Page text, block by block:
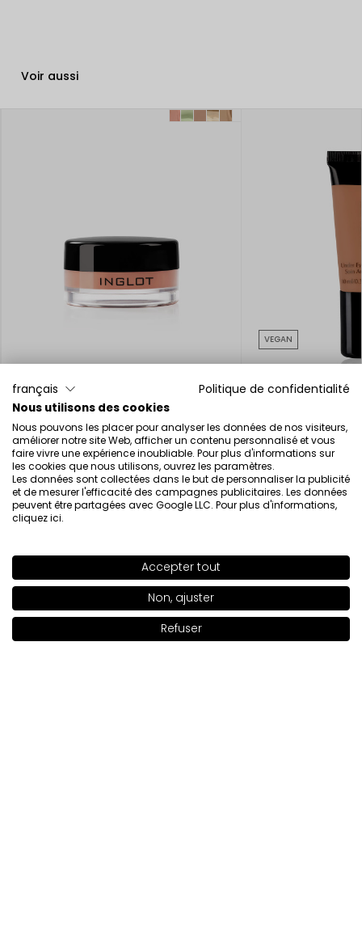
SHADE 71 >
Ajouter au panier | 22.00€
Voir aussi
Correcteur en crème AMC
18.00€
VEGAN
Correcteur contour
19.00€
La beauté inspirée par la science
français
Politique de confidentialité
Nous utilisons des cookies
Nous pouvons les placer pour analyser les données de nos visiteurs,
améliorer notre site Web, afficher un contenu personnalisé et vous
faire vivre une expérience inoubliable. Pour plus d'informations sur
les cookies que nous utilisons, ouvrez les paramètres.
Les données sont collectées dans le but de personnaliser la publicité
et de mesurer l'efficacité des campagnes publicitaires. Les données
peuvent être partagées avec Google LLC. Pour plus d'informations,
cliquez ici.
Accepter tout
Non, ajuster
Refuser